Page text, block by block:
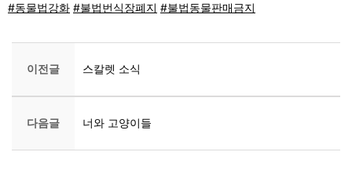
#동물법강화 #불법번식장폐지 #불법동물판매금지
이전글 스칼렛 소식
다음글 너와 고양이들